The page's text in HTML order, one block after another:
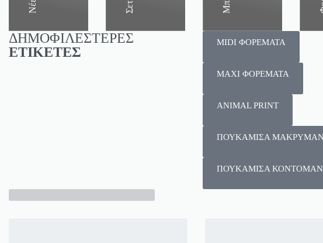
Σετ
ΔΗΜΟΦΙΛΕΣΤΕΡΕΣ
ΕΤΙΚΕΤΕΣ
MIDI ΦΟΡΕΜΑΤΑ
MAXI ΦΟΡΕΜΑΤΑ
ANIMAL PRINT
ΠΟΥΚΑΜΙΣΑ
ΠΟΥΚΑΜΙΣΑ